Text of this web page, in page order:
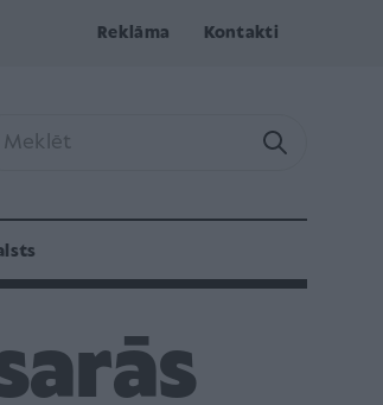
Reklāma Kontakti